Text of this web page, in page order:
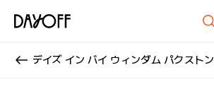
デイズ イン バイ ウィンダム パクストン